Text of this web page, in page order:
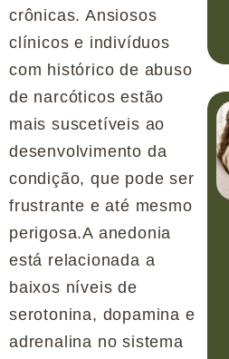
crônicas. Ansiosos
clínicos e indivíduos
com histórico de abuso
de narcóticos estão
mais suscetíveis ao
desenvolvimento da
condição, que pode ser
frustrante e até mesmo
perigosa.A anedonia
está relacionada a
baixos níveis de
serotonina, dopamina e
adrenalina no sistema